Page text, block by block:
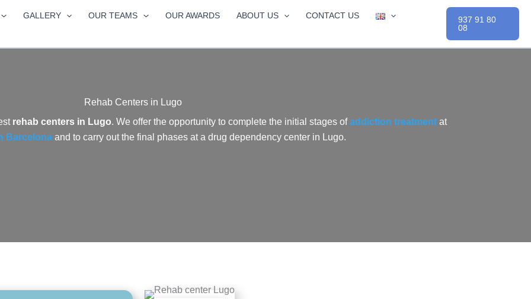
GALLERY OUR TEAMS OUR AWARDS ABOUT US CONTACT US
937 91 80
08
Rehab Centers in Lugo
rehab centers in Lugo. We offer the opportunity to complete the initial stages ofaddiction treatmentat
Barcelonaand to carry out the final phases at a drug dependency center in Lugo.